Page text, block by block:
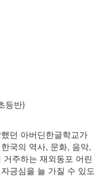
등반)
던 아버딘한글학교가
국의 역사, 문화, 음악,
주하는 재외동포 어린
긍심을 늘 가질 수 있도